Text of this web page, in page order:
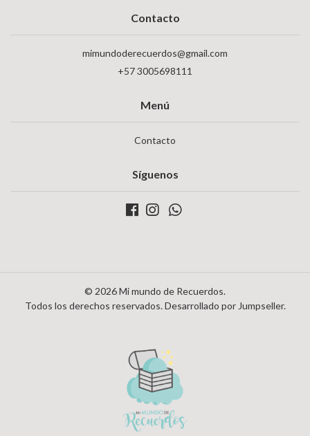
Contacto
mimundoderecuerdos@gmail.com
+57 3005698111
Menú
Contacto
Síguenos
© 2026 Mi mundo de Recuerdos.
Todos los derechos reservados.Desarrollado por Jumpseller.